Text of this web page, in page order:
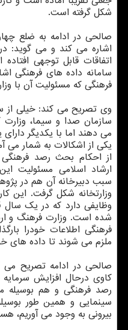
شکل گرفته است.
صالحی در ادامه به ضلع
اشاره می کند و می گوید:
اتفاقات قابل توجهی
سامانه داده های فرهنگی
فرهنگی که مسئولیت آن با
وی تصریح می کند: خیلی از
سازمان صدا و سیما،
می دهند اما با یکدیگر
یکی از اشکالات به شمار می
از احکام بحث رصد
ارشاد اسلامی مسئولیت
سبب دبیرخانه آن هم در
وزارتخانه شکل گرفت. این
وظایفی دارد که در یک
شده است. وزارت فرهنگ و
فرهنگی اطلاعات خودرا
ملزم می شوند تا داده های
صالحی در ادامه تصریح
کاوی درحال افزایش سرمایه
رصد فرهنگی و هم بوسیله
سینمایی و همین طور
بیرونی به وجود می آوریم،